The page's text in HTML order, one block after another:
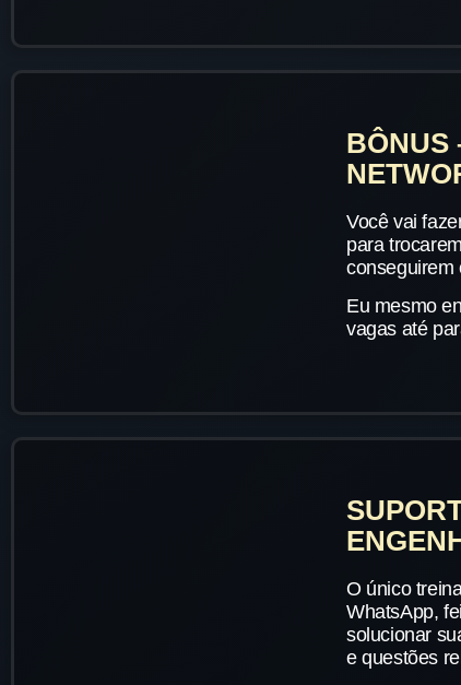
BÔNUS
Você vai
para
conseguirem
Eu mesmo
vagas até
O único
WhatsApp,
solucionar
e questões